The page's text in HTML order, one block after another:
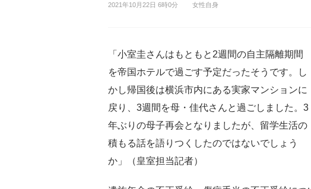
2021年10月22日 6時0分 女性自身
「小室圭さんはもともと2週間の自主隔離期間
を帝国ホテルで過ごす予定だったそうです。し
かし帰国後は横浜市内にある実家マンションに
戻り、3週間を母・佳代さんと過ごしました。3
年ぶりの母子再会となりましたが、留学生活の
積もる話を語りつくしたのではないでしょう
か」（皇室担当記者）